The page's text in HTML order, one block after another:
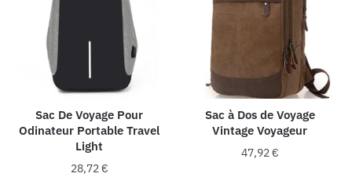
Sac De Voyage Pour
Odinateur Portable Travel
Light
28,72€
Sac à Dos de Voyage
Vintage Voyageur
47,92€